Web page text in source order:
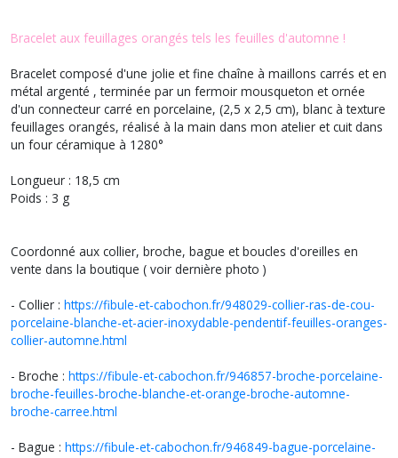
Bracelet aux feuillages orangés tels les feuilles d'automne !
Bracelet composé d'une jolie et fine chaîne à maillons carrés et en
métal argenté , terminée par un fermoir mousqueton et ornée
d'un connecteur carré en porcelaine, (2,5 x 2,5 cm), blanc à texture
feuillages orangés, réalisé à la main dans mon atelier et cuit dans
un four céramique à 1280°
Longueur : 18,5 cm
Poids : 3 g
Coordonné aux collier, broche, bague et boucles d'oreilles en
vente dans la boutique ( voir dernière photo )
- Collier : https://fibule-et-cabochon.fr/948029-collier-ras-de-cou-
porcelaine-blanche-et-acier-inoxydable-pendentif-feuilles-oranges-
collier-automne.html
- Broche : https://fibule-et-cabochon.fr/946857-broche-porcelaine-
broche-feuilles-broche-blanche-et-orange-broche-automne-
broche-carree.html
- Bague : https://fibule-et-cabochon.fr/946849-bague-porcelaine-